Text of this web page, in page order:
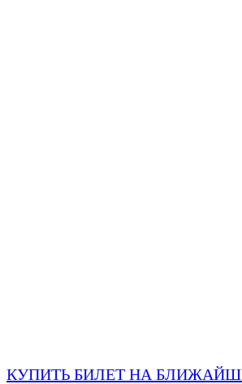
КУПИТЬ БИЛЕТ НА